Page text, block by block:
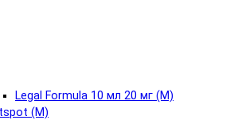
Legal Formula 10 мл 20 мг (М)
(М)